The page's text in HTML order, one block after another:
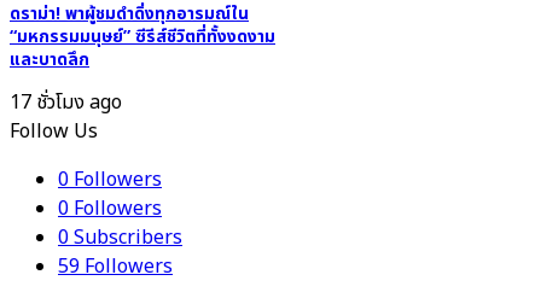
ดราม่า! พาผู้ชมดำดิ่งทุกอารมณ์ใน
“มหกรรมมนุษย์” ซีรีส์ชีวิตที่ทั้งงดงาม
และบาดลึก
17 ชั่วโมง ago
Follow Us
0 Followers
0 Followers
0Subscribers
59 Followers